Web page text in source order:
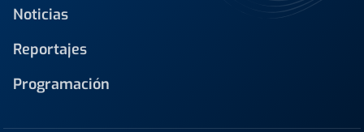
Noticias
Reportajes
Programación